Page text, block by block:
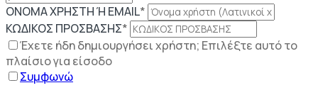
ΟΝΟΜΑ ΧΡΗΣΤΗ Ή EMAIL*
ΚΩΔΙΚΟΣ ΠΡΟΣΒΑΣΗΣ*
Έχετε ήδη δημιουργήσει χρήστη; Επιλέξτε αυτό το
πλαίσιο για είσοδο
Συμφωνώ